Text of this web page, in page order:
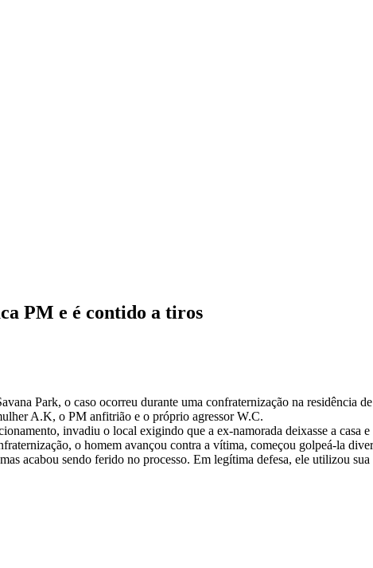
PM e é contido a tiros
Park, o caso ocorreu durante uma confraternização na residência
A.K, o PM anfitrião e o próprio agressor W.C.
invadiu o local exigindo que a ex-namorada deixasse a casa
o homem avançou contra a vítima, começou golpeá-la
acabou sendo ferido no processo. Em legítima defesa, ele utilizou